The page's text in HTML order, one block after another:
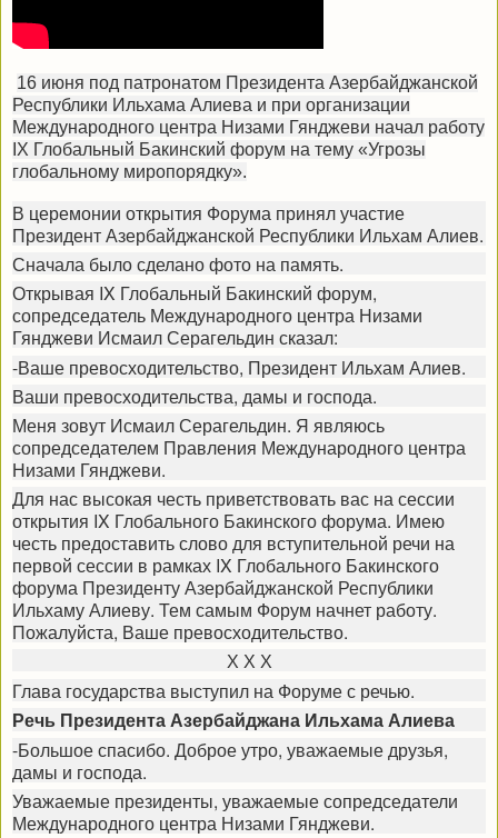
16 июня под патронатом Президента Азербайджанской
Республики Ильхама Алиева и при организации
Международного центра Низами Гянджеви начал работу
IX Глобальный Бакинский форум на тему «Угрозы
глобальному миропорядку».
В церемонии открытия Форума принял участие
Президент Азербайджанской Республики Ильхам Алиев.
Сначала было сделано фото на память.
Открывая IX Глобальный Бакинский форум,
сопредседатель Международного центра Низами
Гянджеви Исмаил Серагельдин сказал:
-Ваше превосходительство, Президент Ильхам Алиев.
Ваши превосходительства, дамы и господа.
Меня зовут Исмаил Серагельдин. Я являюсь
сопредседателем Правления Международного центра
Низами Гянджеви.
Для нас высокая честь приветствовать вас на сессии
открытия IX Глобального Бакинского форума. Имею
честь предоставить слово для вступительной речи на
первой сессии в рамках IX Глобального Бакинского
форума Президенту Азербайджанской Республики
Ильхаму Алиеву. Тем самым Форум начнет работу.
Пожалуйста, Ваше превосходительство.
Х Х Х
Глава государства выступил на Форуме с речью.
Речь Президента Азербайджана Ильхама Алиева
-Большое спасибо. Доброе утро, уважаемые друзья,
дамы и господа.
Уважаемые президенты, уважаемые сопредседатели
Международного центра Низами Гянджеви.